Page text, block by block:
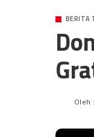
BERITA
Oleh :